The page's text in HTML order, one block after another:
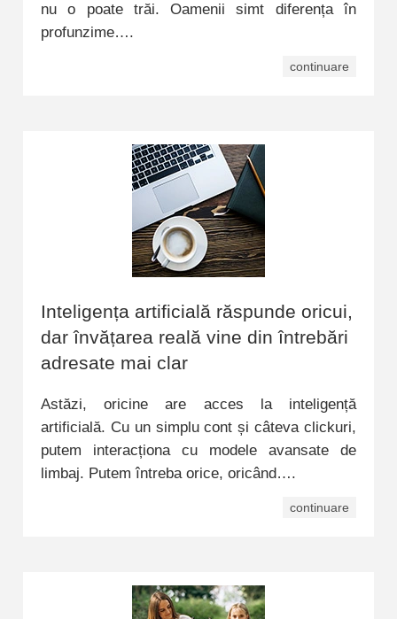
nu o poate trăi. Oamenii simt diferența în
profunzime….
continuare
Inteligența artificială răspunde oricui,
dar învățarea reală vine din întrebări
adresate mai clar
Astăzi, oricine are acces la inteligență
artificială. Cu un simplu cont și câteva clickuri,
putem interacționa cu modele avansate de
limbaj. Putem întreba orice, oricând….
continuare